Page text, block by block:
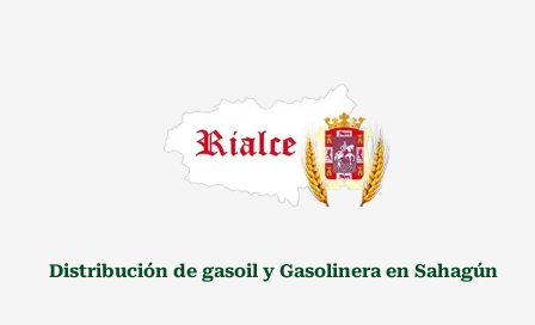
Distribución de gasoil y Gasolinera en Sahagún